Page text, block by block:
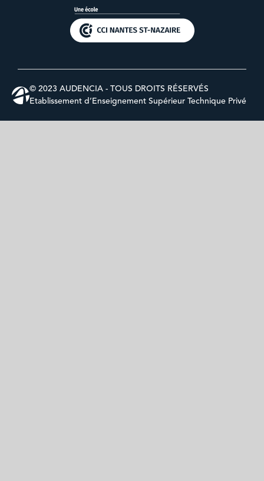
© 2023 AUDENCIA - TOUS DROITS RÉSERVÉS
Etablissement d’Enseignement Supérieur Technique Privé